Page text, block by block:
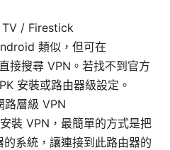
/ Firestick
類似，但可在
接搜尋 VPN。若找不到官方
安裝或路由器級設定。
路層級 VPN
裝 VPN，最簡單的方式是把
系統，讓連接到此路由器的